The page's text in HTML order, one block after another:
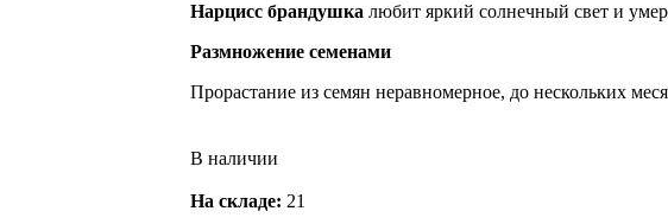
Нарцисс брандушка любит яркий солнечный свет и
Размножение семенами
Прорастание из семян неравномерное, до нескольких
В наличии
На складе: 21